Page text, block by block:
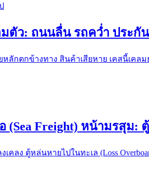
มตัว: ถนนลื่น รถคว่ำ ประกั
ลักตกข้างทาง สินค้าเสียหาย เคสนี้เคลม
(Sea Freight) หน้ามรสุม:
เคลง ตู้หล่นหายไปในทะเล (Loss